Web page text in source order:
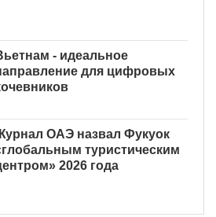
- идеальное
для цифровых
ОАЭ назвал Фукуок
туристическим
2026 года